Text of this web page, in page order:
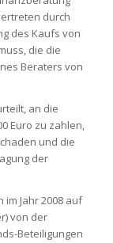
durch
des Kaufs von
die die
Beraters von
an die
Euro zu zahlen,
und die
der
Jahr 2008 auf
von der
Beteiligungen